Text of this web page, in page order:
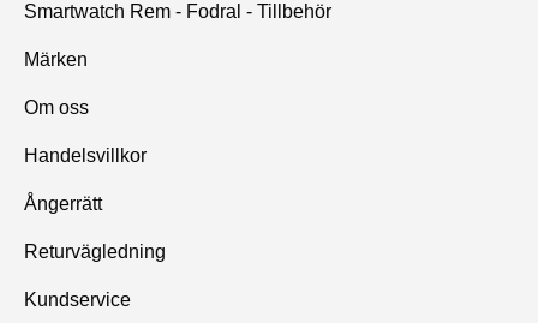
Smartwatch Rem - Fodral - Tillbehör
Märken
Om oss
Handelsvillkor
Ångerrätt
Returvägledning
Kundservice